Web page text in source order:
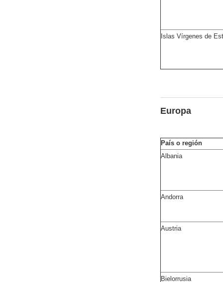
Islas Vírgenes de
Europa
País o región
Albania
Andorra
Austria
Bielorrusia